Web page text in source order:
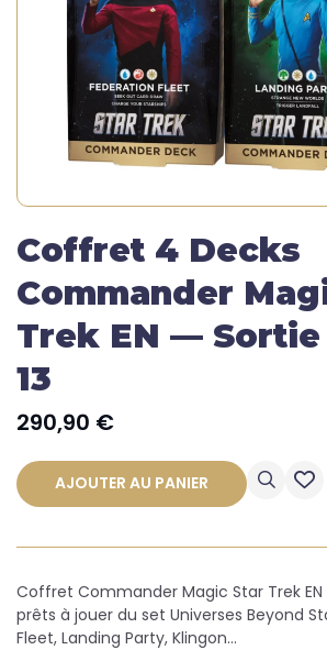
Coffret 4 Decks
Commander
Trek EN — Sortie
13
290,90 €
AJOUTER AU PANIER
Coffret Commander Magic Star Trek
prêts à jouer du set Universes Beyond
Fleet, Landing Party, Klingon…